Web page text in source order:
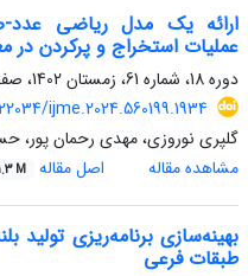
ارائه یک مدل ریاضی عدد-
عملیات استخراج و پرکردن در
دوره 18، شماره 61، زمستان 1402، صفحه
ijme.2024.560199.1934
گلپری نوروزی، مهدی رحمان پور،
مشاهده مقاله
اصل مقاله M
بهینه‌سازی برنامه‌ریزی
طبقات فرعی